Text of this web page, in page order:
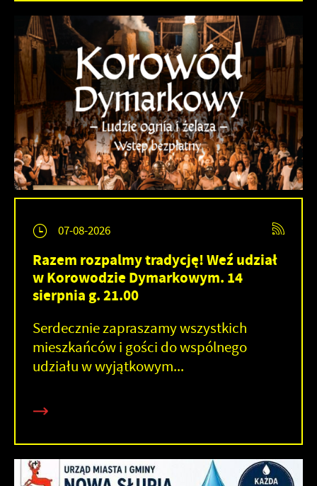
07-08-2026
Razem rozpalmy tradycję! Weź udział
w Korowodzie Dymarkowym. 14
sierpnia g. 21.00
Serdecznie zapraszamy wszystkich
mieszkańców i gości do wspólnego
udziału w wyjątkowym...